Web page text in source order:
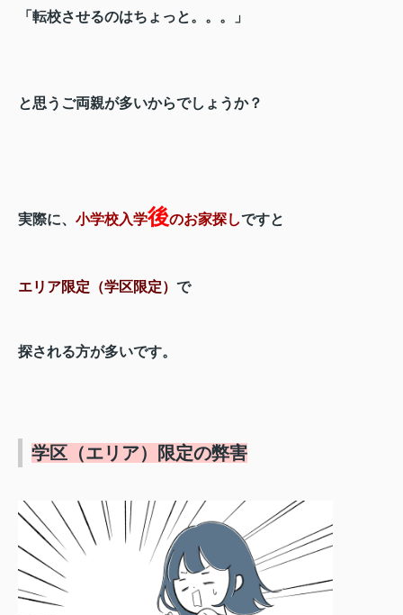
「転校させるのはちょっと。。。」
と思うご両親が多いからでしょうか？
実際に、 小学校入学後のお家探しですと
エリア限定（学区限定） で
探される方が多いです。
学区（エリア）限定の弊害